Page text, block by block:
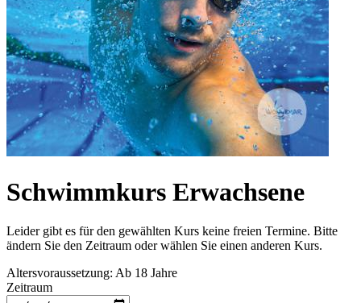
Schwimmkurs Erwachsene
Leider gibt es für den gewählten Kurs keine freien Termine. Bitte
ändern Sie den Zeitraum oder wählen Sie einen anderen Kurs.
Altersvoraussetzung: Ab 18 Jahre
Zeitraum